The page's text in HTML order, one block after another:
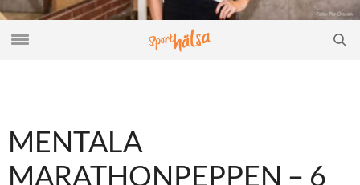
MENTALA
MARATHONPEPPEN – 6